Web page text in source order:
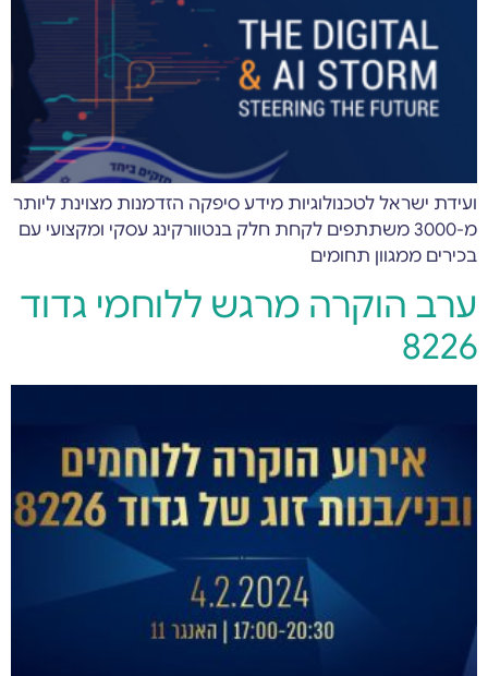
ועידת ישראל לטכנולוגיות מידע סיפקה הזדמנות מצוינת ליותר
מ-3000 משתתפים לקחת חלק בנטוורקינג עסקי ומקצועי עם
בכירים ממגוון תחומים
ערב הוקרה מרגש ללוחמי גדוד
8226